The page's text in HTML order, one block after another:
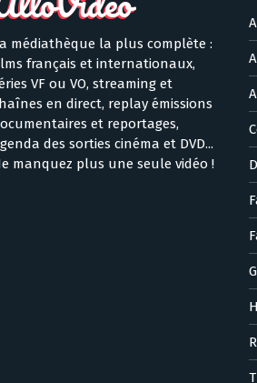
médiathèque la plus complète :
français et internationaux,
VF ou VO, streaming et
en direct, replay émissions
et reportages,
des sorties cinéma et DVD...
manquez plus une seule vidéo !